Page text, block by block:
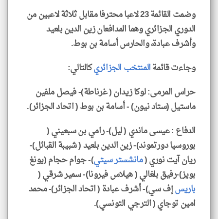
وضمت القائمة 23 لاعبا محترفا مقابل ثلاثة لاعبين من
الدوري الجزائري وهما المدافعان زين الدين بلعيد
وأشرف عبادة، والحارس أسامة بن بوط.
وجاءت قائمةالمنتخب الجزائريكالتالي:
حراس المرمى: لوكا زيدان ( غرناطة)- فيصل ملفين
ماستيل (ستاد نيون) - أسامة بن بوط ( اتحاد الجزائر).
الدفاع : عيسى ماندي ( ليل)- رامي بن سبعيني (
بوروسيا دورتموند)- زين الدين بلعيد ( شبيبة القبائل)-
ريان آيت نوري (مانشستر سيتي)- جوام حجام (يونغ
بويز)-رفيق بلغالي ( هيلاس فيرونا)- سمير شرقي (
باريسإف سي)- أشرف عبادة ( اتحاد الجزائر)- محمد
امين توجاي ( الترجي التونسي).